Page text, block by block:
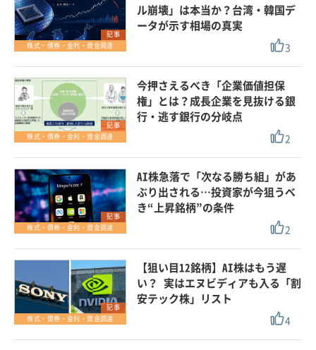
記事
株式・債券・金利・資金調達
ル崩壊」は本当か？台湾・韓国デ
ータが示す相場の真実
3
記事
株式・債券・金利・資金調達
今押さえるべき「企業価値担保
権」とは？成長企業を見抜ける銀
行・逃す銀行の分岐点
2
記事
株式・債券・金利・資金調達
AI株急落で「次なる勝ち組」があ
ぶり出される…投資家が今狙うべ
き“上昇銘柄”の条件
2
記事
株式・債券・金利・資金調達
【狙い目12銘柄】AI株はもう遅
い？ 実はエヌビディアも入る「割
安テック株」リスト
4